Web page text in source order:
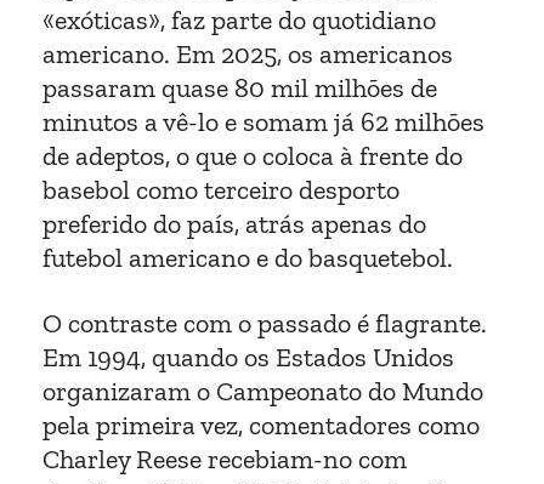
«exóticas», faz parte do quotidiano
americano. Em 2025, os americanos
passaram quase 80 mil milhões de
minutos a vê-lo e somam já 62 milhões
de adeptos, o que o coloca à frente do
basebol como terceiro desporto
preferido do país, atrás apenas do
futebol americano e do basquetebol.
O contraste com o passado é flagrante.
Em 1994, quando os Estados Unidos
organizaram o Campeonato do Mundo
pela primeira vez, comentadores como
Charley Reese recebiam-no com